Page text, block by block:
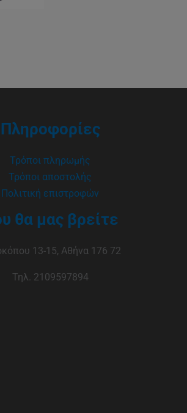
Πληροφορίες
Τρόποι πληρωμής
Τρόποι αποστολής
Πολιτική επιστροφών
θα μας βρείτε
13-15, Αθήνα 176 72
Τηλ. 2109597894